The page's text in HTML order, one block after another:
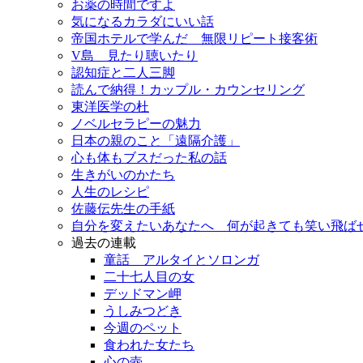
お薬の時間ですよ
気になるカラダにいい話
帝国ホテルで学んだ 無限リピート接客術
V島 見たり聴いたり
認知症と二人三脚
読んで納得！カップル・カウンセリング
東洋医学の杜
ノベルセラピーの魅力
日本の親のこと「遠隔介護」
心も体もブスだった私の話
生きがいのかたち
人生のレシピ
佐藤伝先生の手紙
自分を変えたいあなたへ 何が起きても笑い飛ば
過去の連載
童話 アルタイとソロンガ
二十七人目の女
デッドマン岬
うしみつどき
今週のペット
食われた女たち